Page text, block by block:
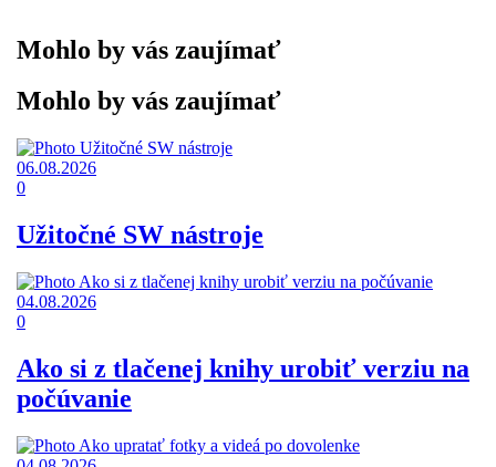
Mohlo by vás zaujímať
Mohlo by vás zaujímať
06.08.2026
0
Užitočné SW nástroje
04.08.2026
0
Ako si z tlačenej knihy urobiť verziu na
počúvanie